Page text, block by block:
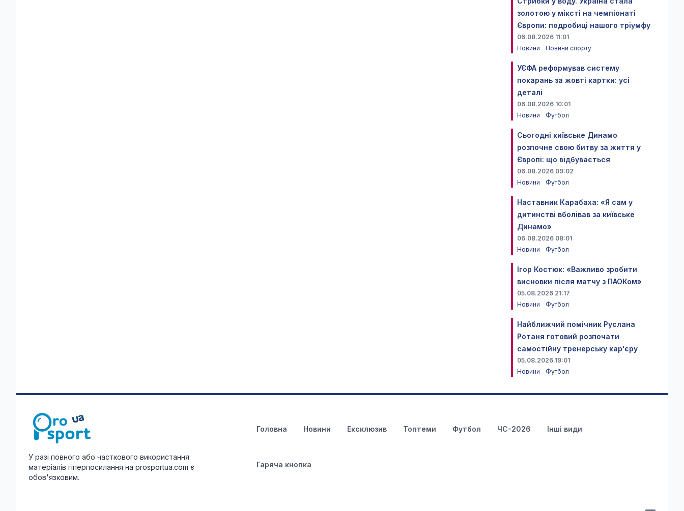
золотою у міксті на чемпіонаті
Європи: подробиці нашого тріумфу
06.08.2026 11:01
Новини
Новини спорту
УЄФА реформував систему
покарань за жовті картки: усі
деталі
06.08.2026 10:01
Новини
Футбол
Сьогодні київське Динамо
розпочне свою битву за життя у
Європі: що відбувається
06.08.2026 09:02
Новини
Футбол
Наставник Карабаха: «Я сам у
дитинстві вболівав за київське
Динамо»
06.08.2026 08:01
Новини
Футбол
Ігор Костюк: «Важливо зробити
висновки після матчу з ПАОКом»
05.08.2026 21:17
Новини
Футбол
Найближчий помічник Руслана
Ротаня готовий розпочати
самостійну тренерську кар'єру
05.08.2026 19:01
Новини
Футбол
У разі повного або часткового використання
матеріалів гіперпосилання на prosportua.com є
обов'язковим.
Головна Новини Ексклюзив Топтеми Футбол ЧС-2026 Інші види
Гаряча кнопка